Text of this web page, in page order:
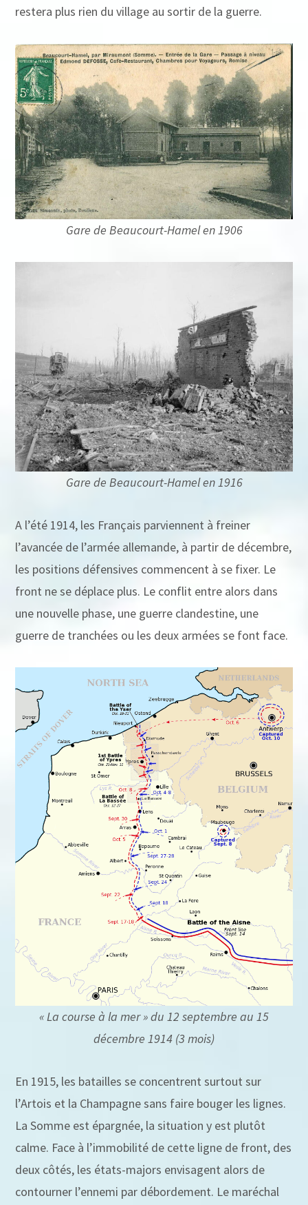
restera plus rien du village au sortir de la guerre.
Gare de Beaucourt-Hamel en 1906
Gare de Beaucourt-Hamel en 1916
A l’été 1914, les Français parviennent à freiner
l’avancée de l’armée allemande, à partir de décembre,
les positions défensives commencent à se fixer. Le
front ne se déplace plus. Le conflit entre alors dans
une nouvelle phase, une guerre clandestine, une
guerre de tranchées ou les deux armées se font face.
« La course à la mer » du 12 septembre au 15
décembre 1914 (3 mois)
En 1915, les batailles se concentrent surtout sur
l’Artois et la Champagne sans faire bouger les lignes.
La Somme est épargnée, la situation y est plutôt
calme. Face à l’immobilité de cette ligne de front, des
deux côtés, les états-majors envisagent alors de
contourner l’ennemi par débordement. Le maréchal